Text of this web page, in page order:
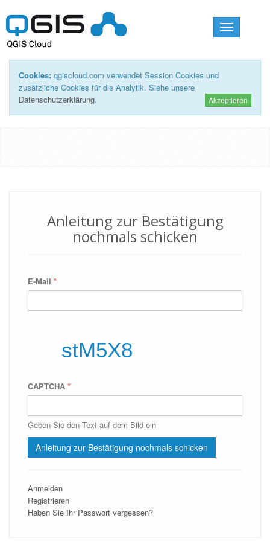
Toggle
navigation
Cookies: qgiscloud.com verwendet Session Cookies und
zusätzliche Cookies für die Analytik. Siehe unsere
Datenschutzerklärung. Akzeptieren
Anleitung zur Bestätigung
nochmals schicken
E-Mail *
CAPTCHA *
Geben Sie den Text auf dem Bild ein
Anmelden
Registrieren
Haben Sie Ihr Passwort vergessen?